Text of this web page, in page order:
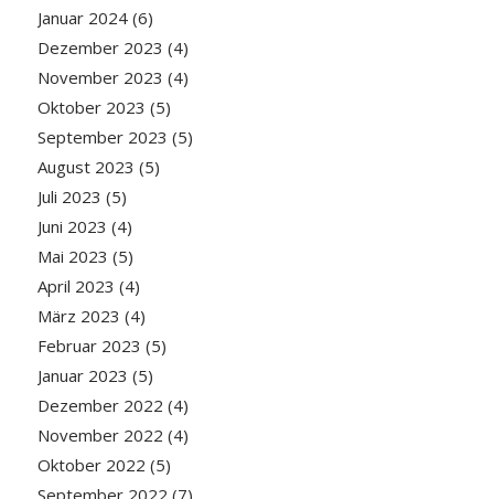
Januar 2024(6)
Dezember 2023 (4)
November 2023 (4)
Oktober 2023 (5)
September 2023 (5)
August 2023 (5)
Juli 2023 (5)
Juni 2023 (4)
Mai 2023 (5)
April 2023 (4)
März 2023 (4)
Februar 2023 (5)
Januar 2023 (5)
Dezember 2022 (4)
November 2022 (4)
Oktober 2022 (5)
September 2022 (7)